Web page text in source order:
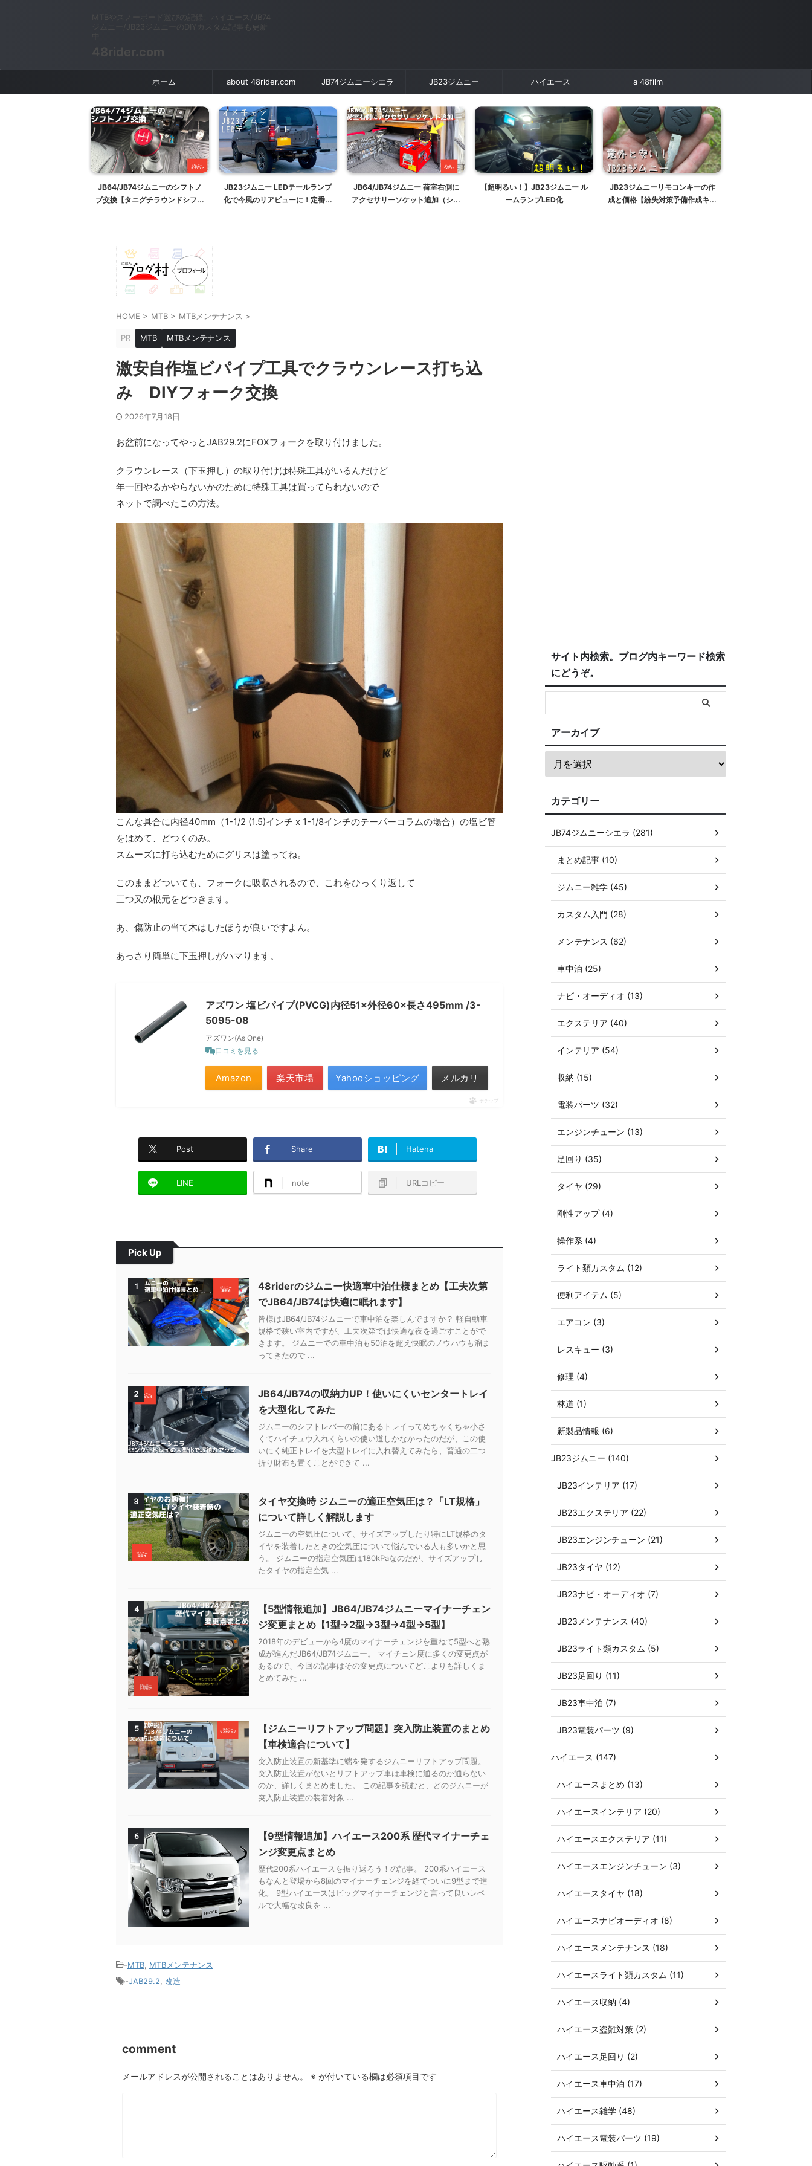
MTBやスノーボード遊びの記録。ハイエース/JB74
ジムニー/JB23ジムニーのDIYカスタム記事も更新
48rider.com
ホーム about 48rider.com JB74ジムニーシエラ JB23ジムニー ハイエース a 48film
JB64/JB74ジムニーのシフトノ
ブ交換【タニグチラウンドシフト
JB23ジムニー LEDテールランプ
化で今風のリアビューに！定番エ
JB64/JB74ジムニー 荷室右側に
アクセサリーソケット追加（シガ
【超明るい！】JB23ジムニー ル
ームランプLED化
JB23ジムニーリモコンキーの作
成と価格【紛失対策予備作成キー
HOME > MTB > MTBメンテナンス >
PR MTB MTBメンテナンス
激安自作塩ビパイプ工具でクラウンレース打ち込
み DIYフォーク交換
2026年7月18日
お盆前になってやっとJAB29.2にFOXフォークを取り付けました。
クラウンレース（下玉押し）の取り付けは特殊工具がいるんだけど
年一回やるかやらないかのために特殊工具は買ってられないので
ネットで調べたこの方法。
こんな具合に内径40mm（1-1/2 (1.5)インチ x 1-1/8インチのテーパーコラムの場合）の塩ビ管
をはめて、どつくのみ。
スムーズに打ち込むためにグリスは塗ってね。
このままどついても、フォークに吸収されるので、これをひっくり返して
三つ又の根元をどつきます。
あ、傷防止の当て木はしたほうが良いですよん。
あっさり簡単に下玉押しがハマります。
アズワン 塩ビパイプ(PVCG)内径51×外径60×長さ495mm /3-
5095-08
アズワン(As One)
口コミを見る
Amazon 楽天市場 Yahooショッピング メルカリ
ポチップ
Post Share Hatena
LINE note URLコピー
Pick Up
1
48riderのジムニー快適車中泊仕様まとめ【工夫次第
でJB64/JB74は快適に眠れます】
皆様はJB64/JB74ジムニーで車中泊を楽しんでますか？ 軽自動車
規格で狭い室内ですが、工夫次第では快適な夜を過ごすことがで
きます。 ジムニーでの車中泊も50泊を超え快眠のノウハウも溜ま
ってきたので ...
2
JB64/JB74の収納力UP！使いにくいセンタートレイ
を大型化してみた
ジムニーのシフトレバーの前にあるトレイってめちゃくちゃ小さ
くてハイチュウ入れくらいの使い道しかなかったのだが、この使
いにく純正トレイを大型トレイに入れ替えてみたら、普通の二つ
折り財布も置くことができて ...
3
タイヤ交換時 ジムニーの適正空気圧は？「LT規格」
について詳しく解説します
ジムニーの空気圧について、サイズアップしたり特にLT規格のタ
イヤを装着したときの空気圧について悩んでいる人も多いかと思
う。 ジムニーの指定空気圧は180kPaなのだが、サイズアップし
たタイヤの指定空気 ...
4
【5型情報追加】JB64/JB74ジムニーマイナーチェン
ジ変更まとめ【1型→2型→3型→4型→5型】
2018年のデビューから4度のマイナーチェンジを重ねて5型へと熟
成が進んだJB64/JB74ジムニー。 マイチェン度に多くの変更点が
あるので、今回の記事はその変更点についてどこよりも詳しくま
とめてみた ...
5
【ジムニーリフトアップ問題】突入防止装置のまとめ
【車検適合について】
突入防止装置の新基準に端を発するジムニーリフトアップ問題。
突入防止装置がないとリフトアップ車は車検に通るのか通らない
のか、詳しくまとめました。 この記事を読むと、どのジムニーが
突入防止装置の装着対象 ...
6
【9型情報追加】ハイエース200系 歴代マイナーチェ
ンジ変更点まとめ
歴代200系ハイエースを振り返ろう！の記事。 200系ハイエース
もなんと登場から8回のマイナーチェンジを経てついに9型まで進
化。 9型ハイエースはビッグマイナーチェンジと言って良いレベ
ルで大幅な改良を ...
-MTB, MTBメンテナンス
-JAB29.2, 改造
comment
メールアドレスが公開されることはありません。 ※ が付いている欄は必須項目です
サイト内検索。ブログ内キーワード検索
にどうぞ。
アーカイブ
カテゴリー
JB74ジムニーシエラ (281)
まとめ記事 (10)
ジムニー雑学 (45)
カスタム入門 (28)
メンテナンス (62)
車中泊 (25)
ナビ・オーディオ (13)
エクステリア (40)
インテリア (54)
収納 (15)
電装パーツ (32)
エンジンチューン (13)
足回り (35)
タイヤ (29)
剛性アップ (4)
操作系 (4)
ライト類カスタム (12)
便利アイテム (5)
エアコン (3)
レスキュー (3)
修理 (4)
林道 (1)
新製品情報 (6)
JB23ジムニー (140)
JB23インテリア (17)
JB23エクステリア (22)
JB23エンジンチューン (21)
JB23タイヤ (12)
JB23ナビ・オーディオ (7)
JB23メンテナンス (40)
JB23ライト類カスタム (5)
JB23足回り (11)
JB23車中泊 (7)
JB23電装パーツ (9)
ハイエース (147)
ハイエースまとめ (13)
ハイエースインテリア (20)
ハイエースエクステリア (11)
ハイエースエンジンチューン (3)
ハイエースタイヤ (18)
ハイエースナビオーディオ (8)
ハイエースメンテナンス (18)
ハイエースライト類カスタム (11)
ハイエース収納 (4)
ハイエース盗難対策 (2)
ハイエース足回り (2)
ハイエース車中泊 (17)
ハイエース雑学 (48)
ハイエース電装パーツ (19)